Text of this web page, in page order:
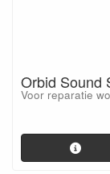
Orbid Sound
Voor reparatie